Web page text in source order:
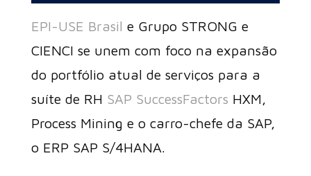
EPI-USE Brasil e Grupo STRONG e
CIENCI se unem com foco na expansão
do portfólio atual de serviços para a
suíte de RH SAP SuccessFactors HXM,
Process Mining e o carro-chefe da SAP,
o ERP SAP S/4HANA.